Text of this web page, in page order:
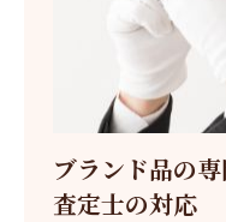
ブランド品の
査定士の対応